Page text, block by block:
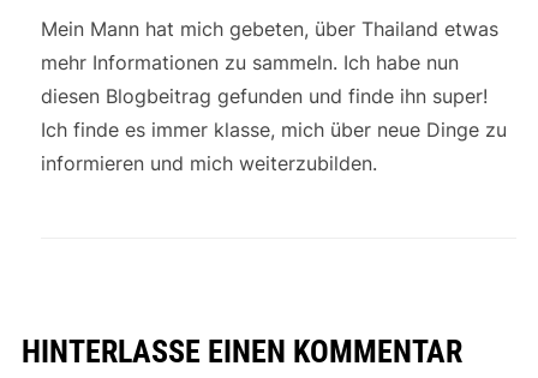
Mein Mann hat mich gebeten, über Thailand etwas
mehr Informationen zu sammeln. Ich habe nun
diesen Blogbeitrag gefunden und finde ihn super!
Ich finde es immer klasse, mich über neue Dinge zu
informieren und mich weiterzubilden.
HINTERLASSE EINEN KOMMENTAR